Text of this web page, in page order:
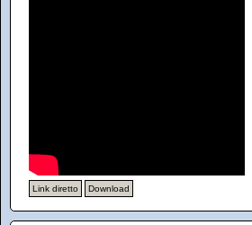
Link diretto Download